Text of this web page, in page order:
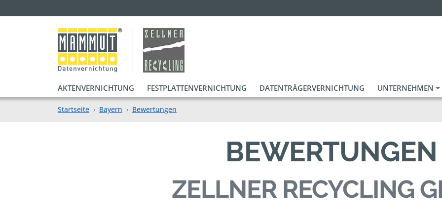
AKTENVERNICHTUNG FESTPLATTENVERNICHTUNG DATENTRÄGERVERNICHTUNG UNTERNEHMEN
Startseite Bayern Bewertungen
BEWERTUNGEN
ZELLNER RECYCLING